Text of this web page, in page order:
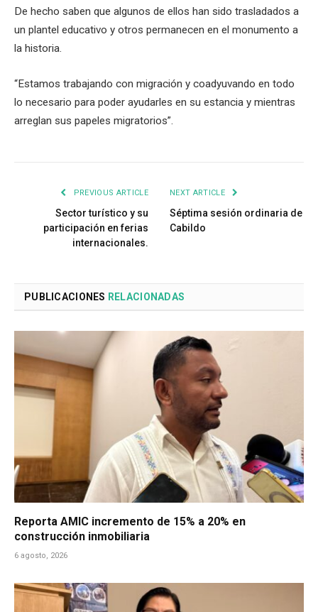
De hecho saben que algunos de ellos han sido trasladados a
un plantel educativo y otros permanecen en el monumento a
la historia.
“Estamos trabajando con migración y coadyuvando en todo
lo necesario para poder ayudarles en su estancia y mientras
arreglan sus papeles migratorios”.
PREVIOUS ARTICLE
Sector turístico y su
participación en ferias
internacionales.
NEXT ARTICLE
Séptima sesión ordinaria de
Cabildo
PUBLICACIONES RELACIONADAS
Reporta AMIC incremento de 15% a 20% en
construcción inmobiliaria
6 agosto, 2026